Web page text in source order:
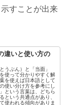
すことが出来
違いと使い方の
うぶん）と「当面」
使って分かりやすく解
を使えば日本語として
使い分け方を参考にし
という言葉は、どちら
という共通点があり、
使われる傾向がありま